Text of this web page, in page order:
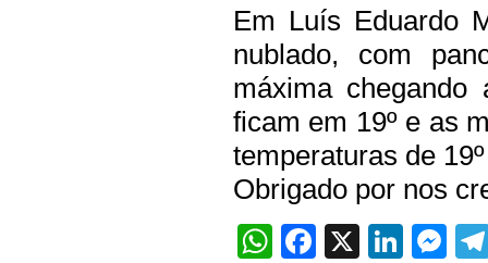
Em Luís Eduardo
nublado, com
máxima
ficam em 19º e as
temperaturas de
Obrigado por nos
WhatsApp
Facebook
X